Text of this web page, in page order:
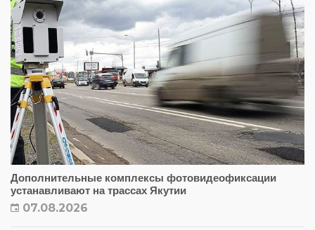
Дополнительные комплексы фотовидеофиксации
устанавливают на трассах Якутии
07.08.2026